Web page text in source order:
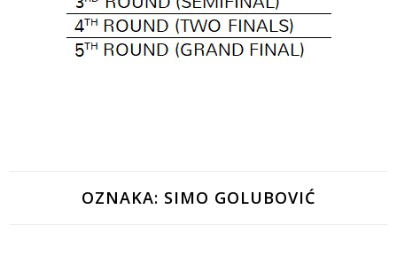
OZNAKA: SIMO GOLUBOVIĆ